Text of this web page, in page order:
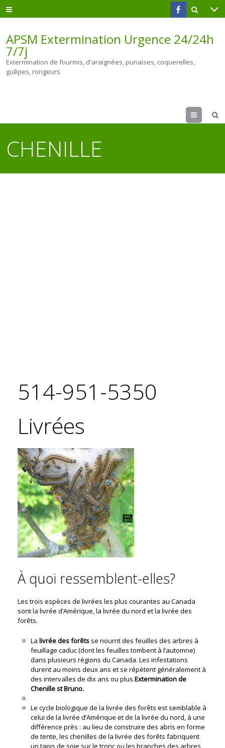
APSM Extermination Urgence 24/24h
7/7j
Extermination de fourmis, d'araignées, punaises, coquerelles,
guêpes, rongeurs
Menu
CHENILLE
514-951-5350
Livrées
À quoi ressemblent-elles?
Les trois espèces de livrées les plus courantes au Canada
sont la livrée d’Amérique, la livrée du nord et la livrée des
forêts.
La livrée des forêtsse nourrit des feuilles des arbres à
feuillage caduc (dont les feuilles tombent à l’automne)
dans plusieurs régions du Canada. Les infestations
durent au moins deux ans et se répètent généralement à
des intervalles de dix ans ou plus.Extermination de
Chenille st Bruno.
Le cycle biologique de la livrée des forêts est semblable à
celui de la livrée d’Amérique et de la livrée du nord, à une
différence près : au lieu de construire des abris en forme
de tente, les chenilles de la livrée des forêts fabriquent
un tapis de soie sur le tronc ou les branches des arbres